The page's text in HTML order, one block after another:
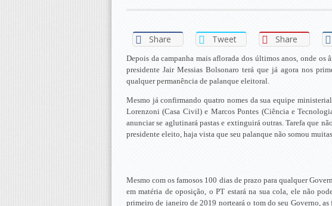
Share Tweet Share
Depois da campanha mais aflorada dos últimos anos, onde
presidente Jair Messias Bolsonaro terá que já agora nos
qualquer permanência de palanque eleitoral.
Mesmo já confirmando quatro nomes da sua equipe
Lorenzoni (Casa Civil) e Marcos Pontes (Ciência e
anunciar se aglutinará pastas e extinguirá outras. Tarefa que
presidente eleito, haja vista que seu palanque não somou
Mesmo com os famosos 100 dias de prazo para qualquer
em matéria de oposição, o PT estará na sua cola, ele não
primeiro de janeiro de 2019 norteará o tom do seu Governo, as